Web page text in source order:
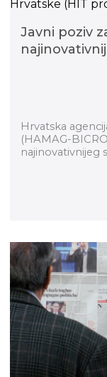
Javni poziv
Hrvatska
(HAMAG-
najinovativnijeg